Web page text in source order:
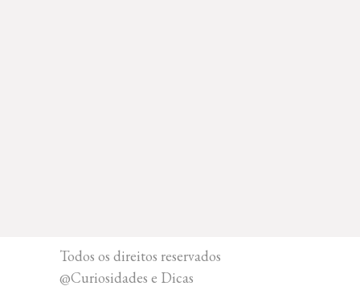
Todos os direitos reservados
@Curiosidades e Dicas